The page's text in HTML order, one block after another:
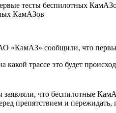
тесты беспилотных
«КамАЗ» сообщили, что
какой трассе это будет
заявляли, что беспилотные
препятствием и